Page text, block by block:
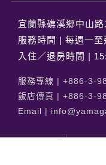
宜蘭縣礁溪郷中山
服務時間 | 每週一至
入住／退房時間 |
服務專線 | +886-3-
飯店傳真 | +886-3-
Email |